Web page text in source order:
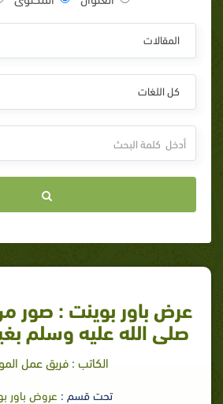
المقالات
كل اللغات
عرض باور بوينت : صور
صلى الله عليه وسلم
الكاتب : فريق عمل
تحت قسم : عروض باور